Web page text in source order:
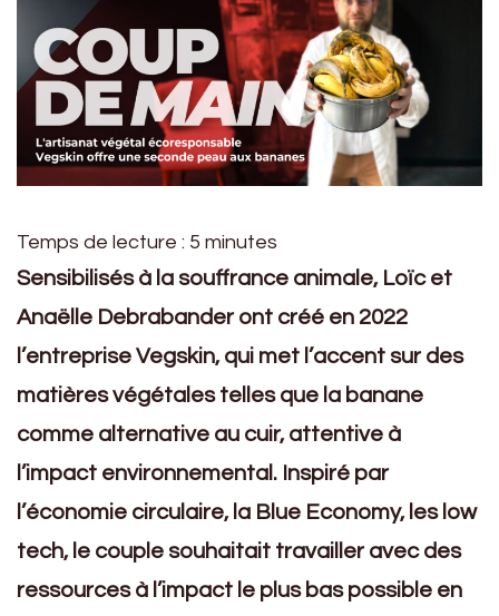
Temps de lecture : 5 minutes
Sensibilisés à la souffrance animale, Loïc et
Anaëlle Debrabander ont créé en 2022
l’entreprise Vegskin, qui met l’accent sur des
matières végétales telles que la banane
comme alternative au cuir, attentive à
l’impact environnemental. Inspiré par
l’économie circulaire, la Blue Economy, les low
tech, le couple souhaitait travailler avec des
ressources à l’impact le plus bas possible en